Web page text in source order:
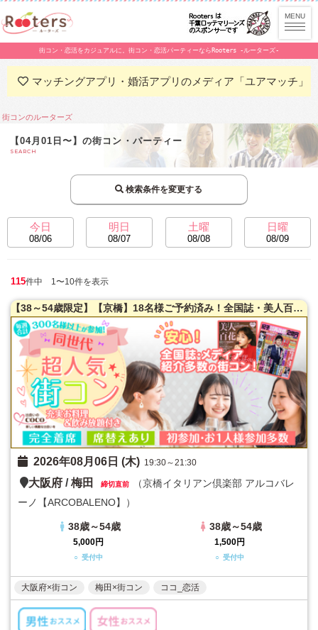
街コン・恋活をカジュアルに。街コン・恋活パーティーならRooters -ルーターズ-
マッチングアプリ・婚活アプリのメディア「ユアマッチ」
街コンのルーターズ
【04月01日〜】の街コン・パーティー
SEARCH
検索条件を変更する
今日
08/06
明日
08/07
土曜
08/08
日曜
08/09
115件中 1〜10件を表示
【38～54歳限定】【京橋】18名様ご予約済み！全国誌・美人百花に取材を受けた大阪で一番出会える街コン♪超オシャレ・隠れ家レストラン貸切☆【真剣婚活男女】で楽しむ♪【カジュアルな雰囲気】だから交流しやすい♪LINE交換自由＆席替えあり！
2026年08月06日 (木) 19:30～21:30
大阪府 /梅田 締切直前
（京橋イタリアン倶楽部 アルコバレ
ーノ【ARCOBALENO】）
38歳～54歳
5,000円
○ 受付中
38歳～54歳
1,500円
○ 受付中
大阪府×街コン 梅田×街コン ココ_恋活